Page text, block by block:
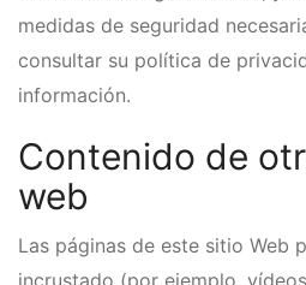
medidas de seguridad
consultar su política de
información.
Contenido de
web
Las páginas de este sitio Web
incrustado (por ejemplo,